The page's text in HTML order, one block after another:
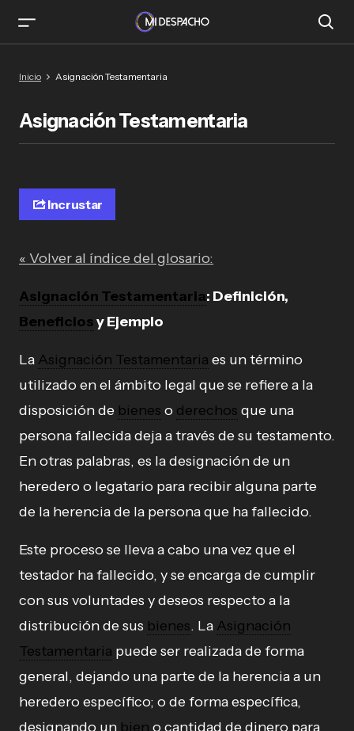
Inicio Asignación Testamentaria
Asignación Testamentaria
Incrustar
« Volver al índice del glosario:
Asignación Testamentaria: Definición,
Beneficiosy Ejemplo
La Asignación Testamentaria es un término
utilizado en el ámbito legal que se refiere a la
disposición de bienes o derechos que una
persona fallecida deja a través de su testamento.
En otras palabras, es la designación de un
heredero o legatario para recibir alguna parte
de la herencia de la persona que ha fallecido.
Este proceso se lleva a cabo una vez que el
testador ha fallecido, y se encarga de cumplir
con sus voluntades y deseos respecto a la
distribución de sus bienes. La Asignación
Testamentaria puede ser realizada de forma
general, dejando una parte de la herencia a un
heredero específico; o de forma específica,
designando un bien o cantidad de dinero para